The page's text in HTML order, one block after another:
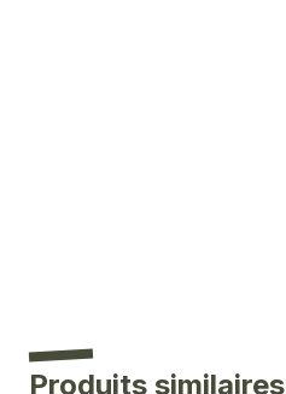
Produits similaires